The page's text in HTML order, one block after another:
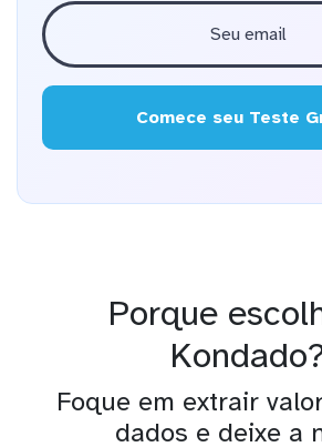
Comece seu Teste
Porque
Foque em extrair
dados e deixe a